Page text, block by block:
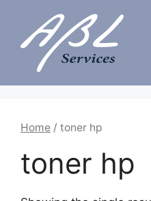
contenu
Home / toner hp
toner hp